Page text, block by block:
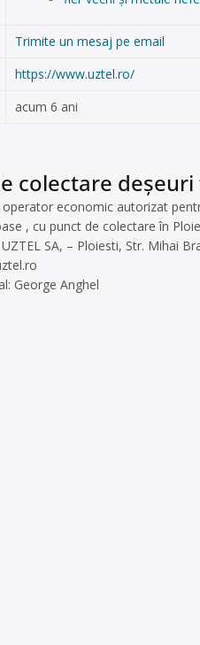
Trimite un mesaj pe email
https://www.uztel.ro/
acum 6 ani
colectare
operator economic autorizat
, cu punct de colectare în
UZTEL SA, – Ploiesti, Str. Mihai
George Anghel